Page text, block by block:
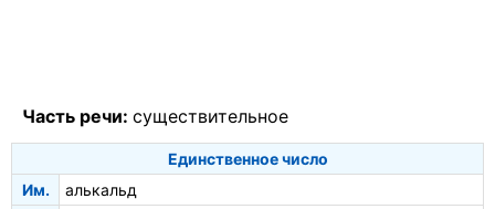
Часть речи: существительное
Единственное число
Им.
алькальд